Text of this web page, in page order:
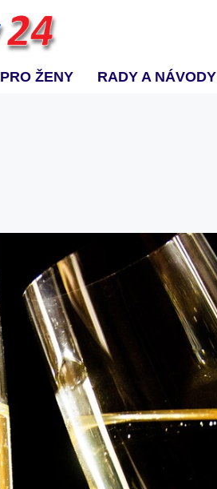
PRO ŽENY RADY A NÁVODY